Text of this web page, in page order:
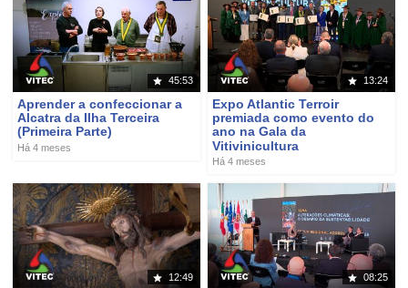
45:53
Aprender a confeccionar a
Alcatra da Ilha Terceira
(Primeira Parte)
Há 4 meses
13:24
Expo Atlantic Terroir
premiada como evento do
ano na Gala da
Vitivinicultura
Há 4 meses
12:49 08:25